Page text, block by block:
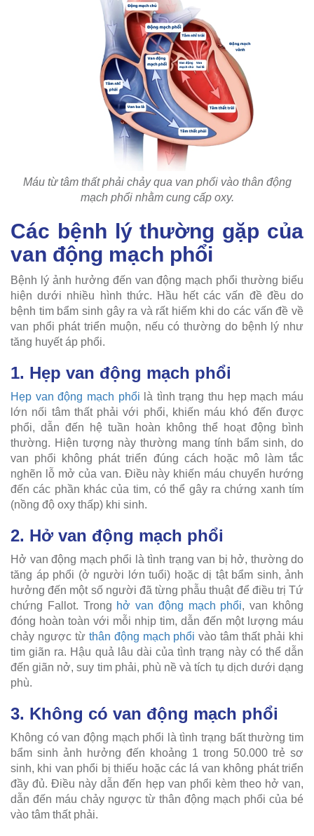
Máu từ tâm thất phải chảy qua van phổi vào thân động
mạch phổi nhằm cung cấp oxy.
Các bệnh lý thường gặp của
van động mạch phổi
Bệnh lý ảnh hưởng đến van động mạch phổi thường biểu
hiện dưới nhiều hình thức. Hầu hết các vấn đề đều do
bệnh tim bẩm sinh gây ra và rất hiếm khi do các vấn đề về
van phổi phát triển muộn, nếu có thường do bệnh lý như
tăng huyết áp phổi.
1. Hẹp van động mạch phổi
Hẹp van động mạch phổi là tình trạng thu hẹp mạch máu
lớn nối tâm thất phải với phổi, khiến máu khó đến được
phổi, dẫn đến hệ tuần hoàn không thể hoạt động bình
thường. Hiện tượng này thường mang tính bẩm sinh, do
van phổi không phát triển đúng cách hoặc mô làm tắc
nghẽn lỗ mở của van. Điều này khiến máu chuyển hướng
đến các phần khác của tim, có thể gây ra chứng xanh tím
(nồng độ oxy thấp) khi sinh.
2. Hở van động mạch phổi
Hở van động mạch phổi là tình trạng van bị hở, thường do
tăng áp phổi (ở người lớn tuổi) hoặc dị tật bẩm sinh, ảnh
hưởng đến một số người đã từng phẫu thuật để điều trị Tứ
chứng Fallot. Trong hở van động mạch phổi, van không
đóng hoàn toàn với mỗi nhịp tim, dẫn đến một lượng máu
chảy ngược từ thân động mạch phổi vào tâm thất phải khi
tim giãn ra. Hậu quả lâu dài của tình trạng này có thể dẫn
đến giãn nở, suy tim phải, phù nề và tích tụ dịch dưới dạng
phù.
3. Không có van động mạch phổi
Không có van động mạch phổi là tình trạng bất thường tim
bẩm sinh ảnh hưởng đến khoảng 1 trong 50.000 trẻ sơ
sinh, khi van phổi bị thiếu hoặc các lá van không phát triển
đầy đủ. Điều này dẫn đến hẹp van phổi kèm theo hở van,
dẫn đến máu chảy ngược từ thân động mạch phổi của bé
vào tâm thất phải.